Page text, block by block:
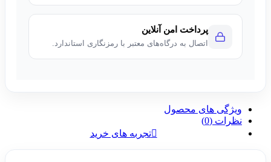
پرداخت امن آنلاین
اتصال به درگاه‌های معتبر با رمزنگاری استاندارد.
ویژگی های محصول
نظرات (0)
تجربه های خرید